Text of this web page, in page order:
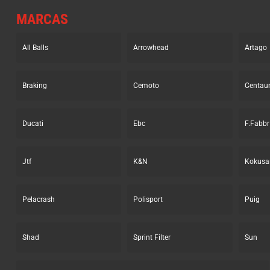
MARCAS
All Balls Arrowhead Artago
Braking Cemoto
Ducati Ebc F.Fabbri
Jtf K&N
Pelacrash Polisport Puig
Shad Sprint Filter Sun